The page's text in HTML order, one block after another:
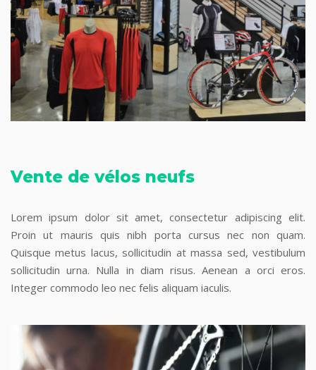
Vente de vélos neufs
Lorem ipsum dolor sit amet, consectetur adipiscing elit.
Proin ut mauris quis nibh porta cursus nec non quam.
Quisque metus lacus, sollicitudin at massa sed, vestibulum
sollicitudin urna. Nulla in diam risus. Aenean a orci eros.
Integer commodo leo nec felis aliquam iaculis.